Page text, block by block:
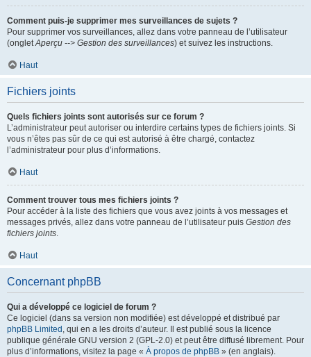
Comment puis-je supprimer mes surveillances de sujets ?
Pour supprimer vos surveillances, allez dans votre panneau de l’utilisateur
(ongletAperçu --> Gestion des surveillances) et suivez les instructions.
Haut
Fichiers joints
Quels fichiers joints sont autorisés sur ce forum ?
L’administrateur peut autoriser ou interdire certains types de fichiers joints. Si
vous n’êtes pas sûr de ce qui est autorisé à être chargé, contactez
l’administrateur pour plus d’informations.
Haut
Comment trouver tous mes fichiers joints ?
Pour accéder à la liste des fichiers que vous avez joints à vos messages et
messages privés, allez dans votre panneau de l’utilisateur puis Gestion des
fichiers joints.
Haut
Concernant phpBB
Qui a développé ce logiciel de forum ?
Ce logiciel (dans sa version non modifiée) est développé et distribué par
phpBB Limited , qui en a les droits d’auteur. Il est publié sous la licence
publique générale GNU version 2 (GPL-2.0) et peut être diffusé librement. Pour
plus d’informations, visitez la page « À propos de phpBB » (en anglais).